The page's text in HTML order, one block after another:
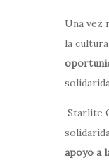
Una vez
la
Starlite
apoyo a